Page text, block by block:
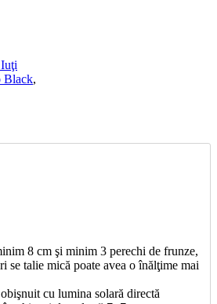
Black,
8 cm şi minim 3 perechi de frunze,
se talie mică poate avea o înălţime mai
cu lumina solară directă